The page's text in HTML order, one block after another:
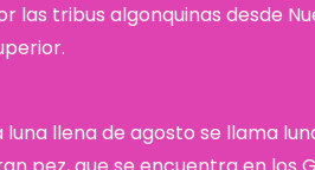
las tribus algonquinas desde
luna llena de agosto se llama